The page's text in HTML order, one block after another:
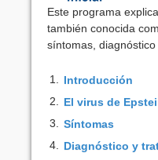
Este programa
también conocida
síntomas,
1. Introducción
2. El virus de
3. Síntomas
4. Diagnóstico y